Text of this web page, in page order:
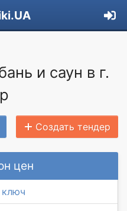
и саун в г.
Создать тендер
цен
ключ